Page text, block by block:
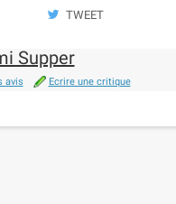
TWEET
Supper
avis Ecrire une critique